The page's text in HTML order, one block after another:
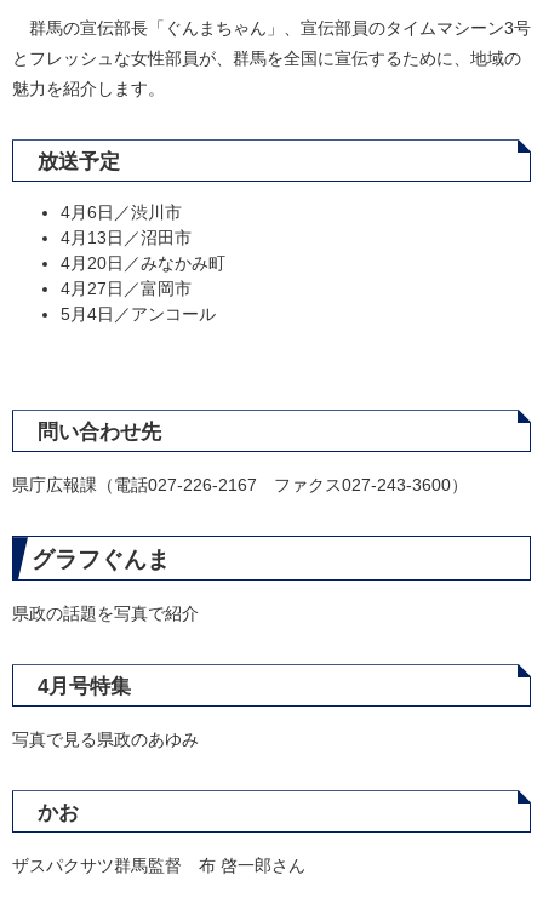
群馬の宣伝部長「ぐんまちゃん」、宣伝部員のタイムマシーン3号
とフレッシュな女性部員が、群馬を全国に宣伝するために、地域の
魅力を紹介します。
放送予定
4月6日／渋川市
4月13日／沼田市
4月20日／みなかみ町
4月27日／富岡市
5月4日／アンコール
問い合わせ先
県庁広報課（電話027-226-2167 ファクス027-243-3600）
グラフぐんま
県政の話題を写真で紹介
4月号特集
写真で見る県政のあゆみ
かお
ザスパクサツ群馬監督 布 啓一郎さん